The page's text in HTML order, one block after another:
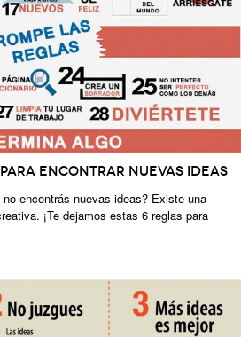
encontrar nuevas ideas
encontrás nuevas ideas? Existe una
¡Te dejamos estas 6 reglas para